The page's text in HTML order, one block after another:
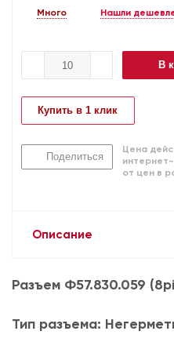
Много Нашли
В
Купить в 1 клик
Поделиться
Цена
от цен в
Описание
Разъем Ф57.830.059
Тип разъема: